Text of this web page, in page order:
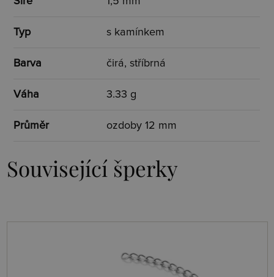
Typ s kamínkem
Barva čirá, stříbrná
Váha 3.33 g
Průměr ozdoby 12 mm
Související šperky